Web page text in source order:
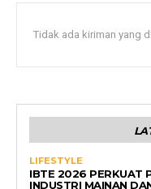
Tidak ada kiriman yang
LIFESTYLE
IBTE 2026 PERKUAT
INDUSTRI MAINAN